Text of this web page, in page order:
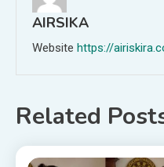
AIRSIKA
Website https://
Related